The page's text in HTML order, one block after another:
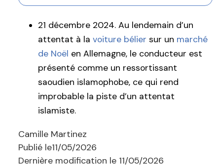
21 décembre 2024. Au lendemain d’un
attentat à la voiture bélier sur un marché
de Noël en Allemagne, le conducteur est
présenté comme un ressortissant
saoudien islamophobe, ce qui rend
improbable la piste d’un attentat
islamiste.
Camille Martinez
Publié le11/05/2026
Dernière modification le 11/05/2026